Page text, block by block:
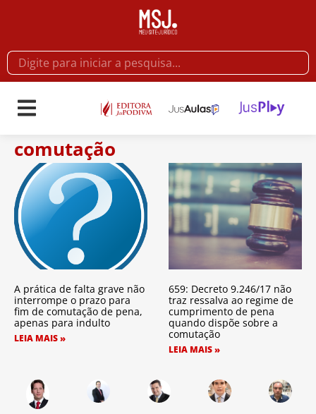
comutação
A prática de falta grave não
interrompe o prazo para
fim de comutação de pena,
apenas para indulto
LEIA MAIS »
659: Decreto 9.246/17 não
traz ressalva ao regime de
cumprimento de pena
quando dispõe sobre a
comutação
LEIA MAIS »